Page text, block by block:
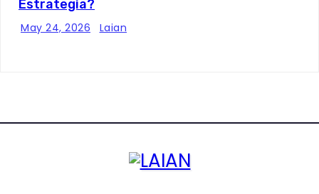
Estrategia?
May 24, 2026 Laian